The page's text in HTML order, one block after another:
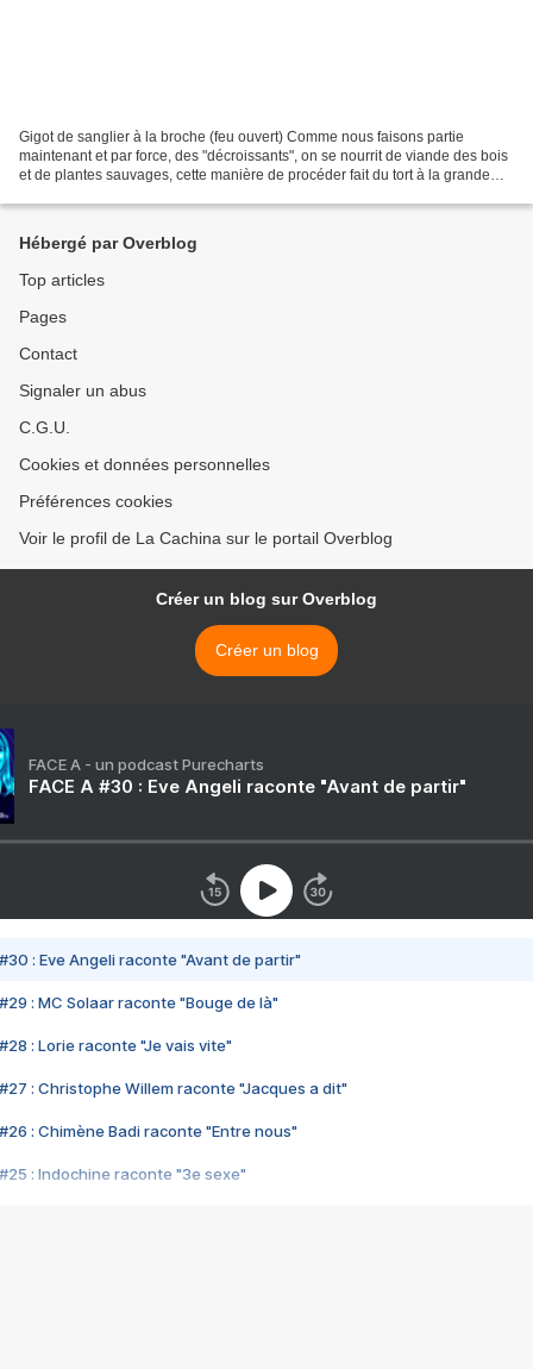
Gigot de sanglier à la broche (feu ouvert) Comme nous faisons partie
maintenant et par force, des "décroissants", on se nourrit de viande des bois
et de plantes sauvages, cette manière de procéder fait du tort à la grande
Hébergé par Overblog
Top articles
Pages
Contact
Signaler un abus
C.G.U.
Cookies et données personnelles
Préférences cookies
Voir le profil de La Cachina sur le portail Overblog
Créer un blog sur Overblog
Créer un blog
FACE A - un podcast Purecharts
FACE A #30 : Eve Angeli raconte "Avant de partir"
#30 : Eve Angeli raconte "Avant de partir"
#29 : MC Solaar raconte "Bouge de là"
#28 : Lorie raconte "Je vais vite"
#27 : Christophe Willem raconte "Jacques a dit"
#26 : Chimène Badi raconte "Entre nous"
#25 : Indochine raconte "3e sexe"